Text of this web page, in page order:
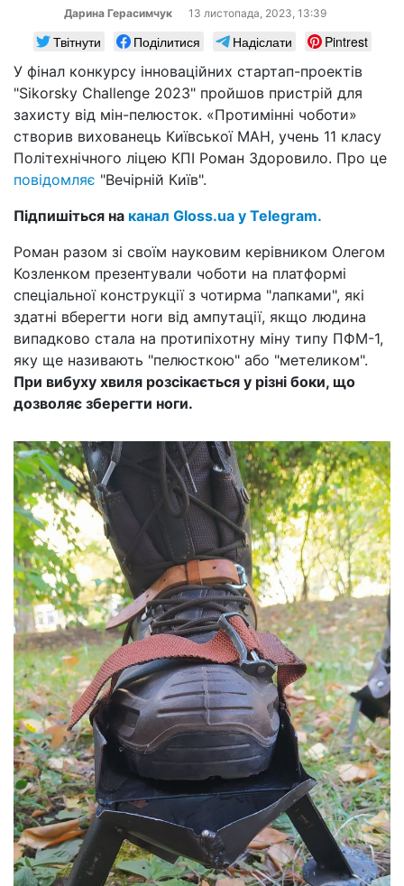
Дарина Герасимчук 13 листопада, 2023, 13:39
Твітнути Поділитися Надіслати
Pintrest
У фінал конкурсу інноваційних стартап-проектів
"Sikorsky Challenge 2023" пройшов пристрій для
захисту від мін-пелюсток. «Протимінні чоботи»
створив вихованець Київської МАН, учень 11 класу
Політехнічного ліцею КПІ Роман Здоровило. Про це
повідомляє "Вечірній Київ".
Підпишіться на канал Gloss.ua у Telegram.
Роман разом зі своїм науковим керівником Олегом
Козленком презентували чоботи на платформі
спеціальної конструкції з чотирма "лапками", які
здатні вберегти ноги від ампутації, якщо людина
випадково стала на протипіхотну міну типу ПФМ-1,
яку ще називають "пелюсткою" або "метеликом".
При вибуху хвиля розсікається у різні боки, що
дозволяє зберегти ноги.